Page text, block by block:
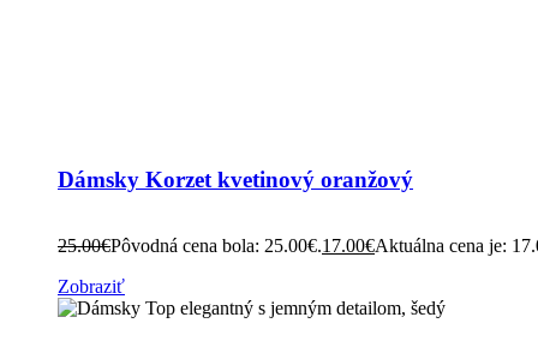
Dámsky Korzet kvetinový oranžový
25.00€Pôvodná cena bola: 25.00€.17.00€Aktuálna cena je:
Zobraziť